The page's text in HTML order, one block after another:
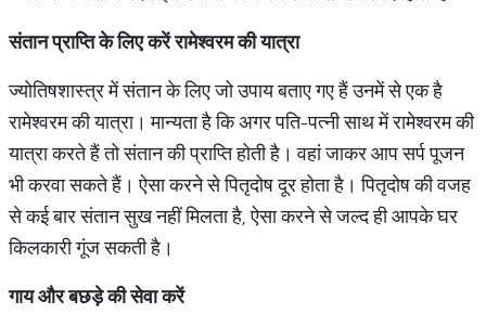
संतान प्राप्ति के लिए करें रामेश्वरम की यात्रा
ज्योतिषशास्त्र में संतान के लिए जो उपाय बताए गए हैं उनमें से एक है
रामेश्वरम की यात्रा। मान्यता है कि अगर पति-पत्नी साथ में रामेश्वरम की
यात्रा करते हैं तो संतान की प्राप्ति होती है। वहां जाकर आप सर्प पूजन
भी करवा सकते हैं। ऐसा करने से पितृदोष दूर होता है। पितृदोष की वजह
से कई बार संतान सुख नहीं मिलता है, ऐसा करने से जल्द ही आपके घर
किलकारी गूंज सकती है।
गाय और बछड़े की सेवा करें